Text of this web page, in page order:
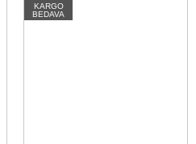
KARGO
BEDAVA